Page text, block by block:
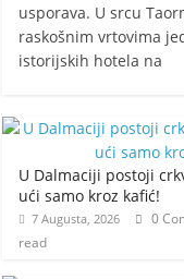
usporava. U srcu
raskošnim vrtovima
istorijskih hotela na
U Dalmaciji postoji
ući samo kroz kafić!
7 Augusta, 2026 0
read